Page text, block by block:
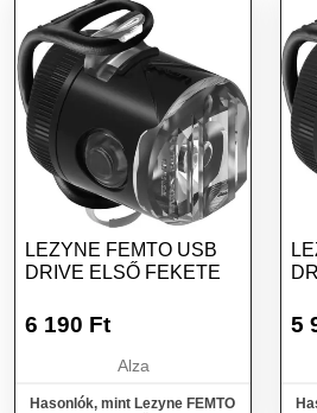
LEZYNE FEMTO USB
DRIVE ELSŐ FEKETE
6 190 Ft
Alza
Hasonlók, mint Lezyne FEMTO
5